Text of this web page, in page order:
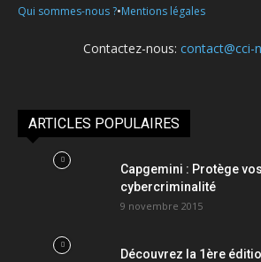
Qui sommes-nous ?•Mentions légales
Contactez-nous: contact@cci-
ARTICLES POPULAIRES
Capgemini : Protège
cybercriminalité
9 novembre 2015
Découvrez la 1ère